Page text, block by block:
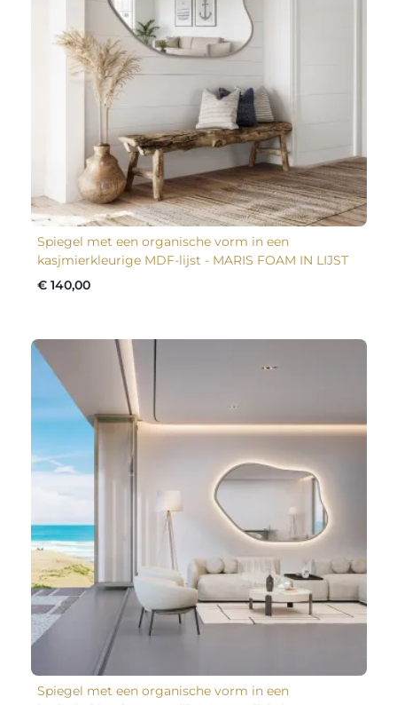
Spiegel met een organische vorm in een
kasjmierkleurige MDF-lijst - MARIS FOAM IN LIJST
€ 140,00
Spiegel met een organische vorm in een